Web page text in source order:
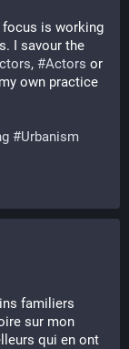
focus is working
I savour the
, #Actors
own practice
#Urbanism
familiers
sur mon
qui en ont